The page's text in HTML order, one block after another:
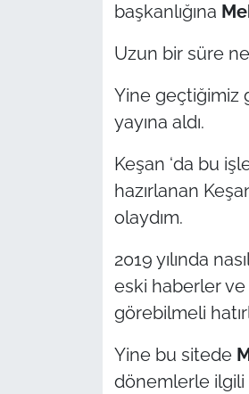
başkanlığına
Uzun bir süre
Yine geçtiğimiz
yayına aldı.
Keşan ‘da bu
hazırlanan
olaydım.
2019 yılında
eski haberler ve
görebilmeli
Yine bu sitede
dönemlerle ilgili